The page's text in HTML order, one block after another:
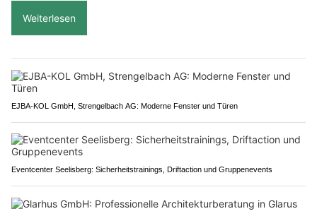
Weiterlesen
EJBA-KOL GmbH, Strengelbach AG: Moderne Fenster und Türen
Eventcenter Seelisberg: Sicherheitstrainings, Driftaction und Gruppenevents